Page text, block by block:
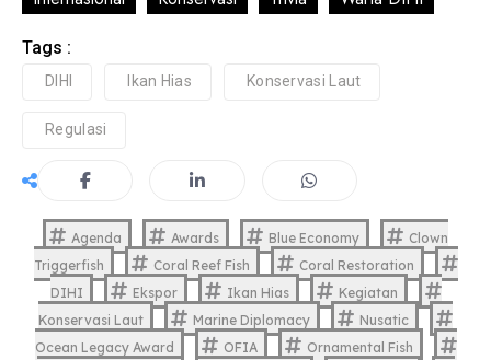
Tags :
DIHI Ikan Hias Konservasi Laut
Regulasi
Agenda Awards Blue Economy
Clown
Triggerfish
Coral Reef Fish
Coral Restoration
DIHI
Ekspor Ikan Hias
Kegiatan
Konservasi Laut
Marine Diplomacy
Nusatic
Ocean Legacy Award
OFIA
Ornamental Fish